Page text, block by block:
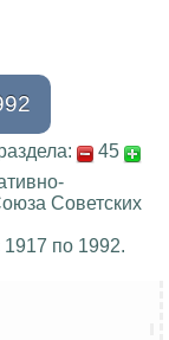
45
Советских
по 1992.